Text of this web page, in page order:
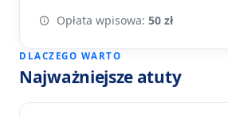
Opłata wpisowa: 50 zł
DLACZEGO WARTO
Najważniejsze atuty